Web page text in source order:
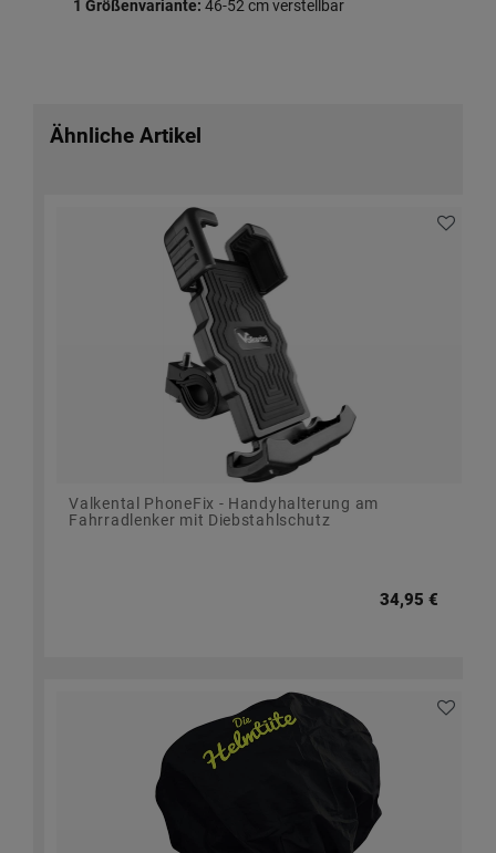
1 Größenvariante: 46-52 cm verstellbar
Ähnliche Artikel
Valkental PhoneFix - Handyhalterung am
Fahrradlenker mit Diebstahlschutz
34,95 €